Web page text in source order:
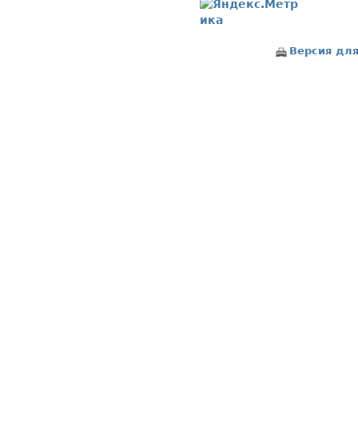
Версия